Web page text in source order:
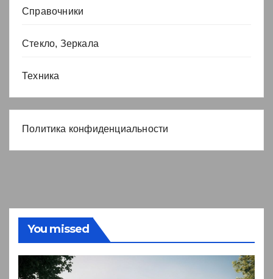
Справочники
Стекло, Зеркала
Техника
Политика конфиденциальности
You missed